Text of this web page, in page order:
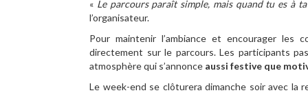
« Le parcours paraît simple, mais quand tu es à
l’organisateur.
Pour maintenir l’ambiance et encourager les
directement sur le parcours. Les participants
atmosphère qui s’annonce aussi festive que
Le week-end se clôturera dimanche soir avec la